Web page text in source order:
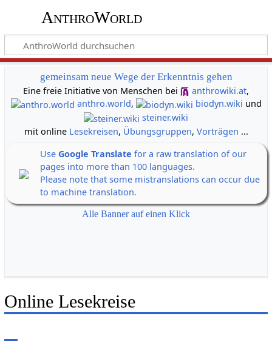
AnthroWorld
gemeinsam neue Wege der Erkenntnis gehen
Eine freie Initiative von Menschen bei
anthrowiki.at,
anthro.world, biodyn.wiki und
steiner.wiki
mit online Lesekreisen, Übungsgruppen, Vorträgen ...
Use Google Translate for a raw translation of our
pages into more than 100 languages.
Please note that some mistranslations can occur due
to machine translation.
Alle Banner auf einen Klick
Online Lesekreise